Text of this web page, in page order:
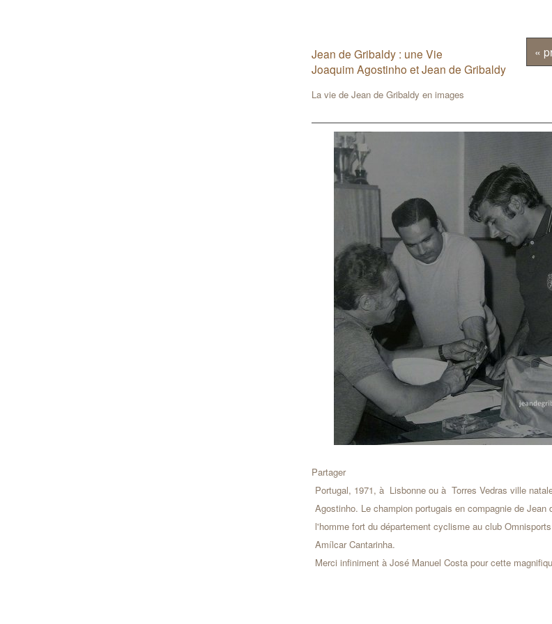
«
Jean de Gribaldy : une Vie
Joaquim Agostinho et Jean de Gribaldy
La vie de Jean de Gribaldy en images
Partager
Portugal, 1971, à Lisbonne ou à Torres Vedras ville
Agostinho. Le champion portugais en compagnie de Jean
l'homme fort du département cyclisme au club
Amílcar Cantarinha.
Merci infiniment à José Manuel Costa pour cette